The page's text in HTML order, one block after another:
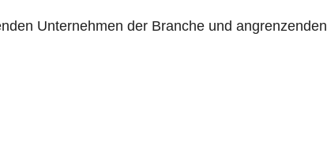
Unternehmen der Branche und angrenzenden